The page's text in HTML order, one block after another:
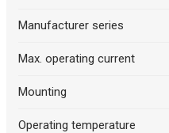
Manufacturer series
Max. operating current
Mounting
Operating temperature